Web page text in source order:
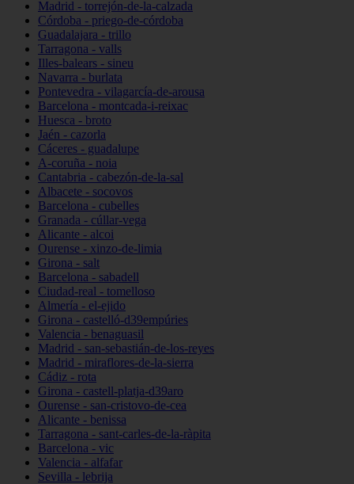
Madrid - torrejón-de-la-calzada
Córdoba - priego-de-córdoba
Guadalajara - trillo
Tarragona - valls
Illes-balears - sineu
Navarra - burlata
Pontevedra - vilagarcía-de-arousa
Barcelona - montcada-i-reixac
Huesca - broto
Jaén - cazorla
Cáceres - guadalupe
A-coruña - noia
Cantabria - cabezón-de-la-sal
Albacete - socovos
Barcelona - cubelles
Granada - cúllar-vega
Alicante - alcoi
Ourense - xinzo-de-limia
Girona - salt
Barcelona - sabadell
Ciudad-real - tomelloso
Almería - el-ejido
Girona - castelló-d39empúries
Valencia - benaguasil
Madrid - san-sebastián-de-los-reyes
Madrid - miraflores-de-la-sierra
Cádiz - rota
Girona - castell-platja-d39aro
Ourense - san-cristovo-de-cea
Alicante - benissa
Tarragona - sant-carles-de-la-ràpita
Barcelona - vic
Valencia - alfafar
Sevilla - lebrija